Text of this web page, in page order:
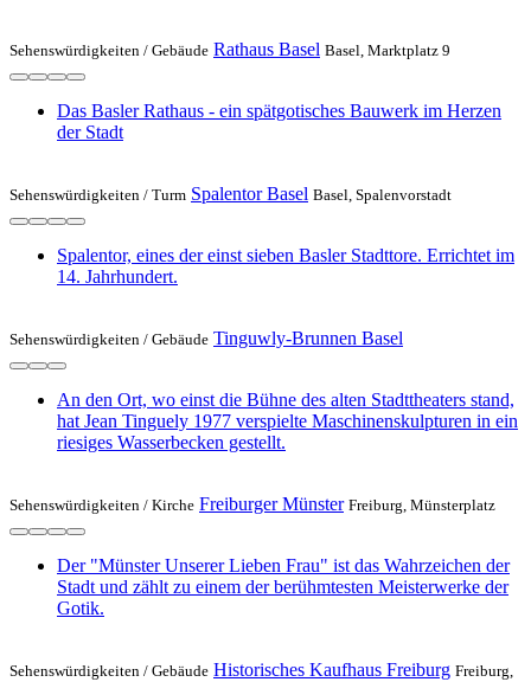
Sehenswürdigkeiten / Gebäude Rathaus Basel Basel, Marktplatz 9
Das Basler Rathaus - ein spätgotisches Bauwerk im Herzen
der Stadt
Sehenswürdigkeiten / Turm Spalentor Basel Basel, Spalenvorstadt
Spalentor, eines der einst sieben Basler Stadttore. Errichtet im
14. Jahrhundert.
Sehenswürdigkeiten / Gebäude Tinguwly-Brunnen Basel
An den Ort, wo einst die Bühne des alten Stadttheaters stand,
hat Jean Tinguely 1977 verspielte Maschinenskulpturen in ein
riesiges Wasserbecken gestellt.
Sehenswürdigkeiten / Kirche Freiburger Münster Freiburg, Münsterplatz
Der "Münster Unserer Lieben Frau" ist das Wahrzeichen der
Stadt und zählt zu einem der berühmtesten Meisterwerke der
Gotik.
Sehenswürdigkeiten / Gebäude Historisches Kaufhaus Freiburg Freiburg,